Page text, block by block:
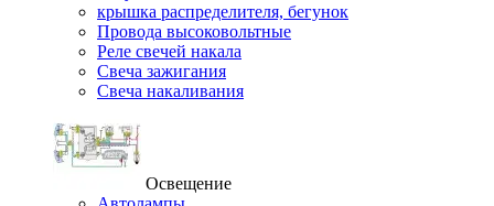
крышка распределителя, бегунок
Провода высоковольтные
Реле свечей накала
Свеча зажигания
Свеча накаливания
Освещение